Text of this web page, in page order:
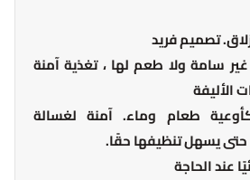
تصميم فريد
غير سامة ولا طعم لها ، تغذية آمنة
الأليفة
طعام وماء. آمنة لغسالة
يسهل تنظيفها حقًا.
عند الحاجة